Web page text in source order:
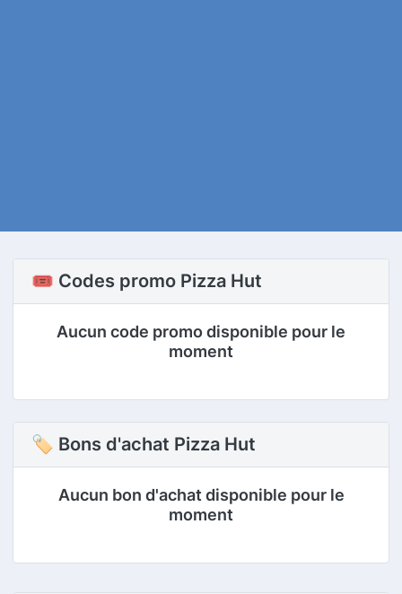
🎟️ Codes promo Pizza Hut
Aucun code promo disponible pour le
moment
🏷 Bons d'achat Pizza Hut
Aucun bon d'achat disponible pour le
moment